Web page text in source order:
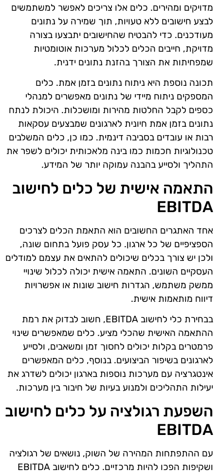
מדויקים ומהירים. כלים אלו צריכים לאפשר למשתמשים
לבצע חישובים ללא טעויות, תוך שמירה על נתונים
מעודכנים. כדי להבטיח שהחישובים יתבצעו בצורה
מדויקת, חייבים הכלים לכלול מערכות אוטומטיות
שמפחיתות את הצורך בהזנת נתונים ידנית.
תכונה נוספת היא ניתוח נתונים בזמן אמת. כלים
המספקים ניתוח מיידי של נתונים מאפשרים למנהלי
כספים לקבל החלטות מהירות ומושכלות. היכולת לנתח
נתונים בזמן אמת חיונית לארגונים שמבצעים עסקאות
רבות או עובדים בסביבה דינמית. כמו כן, כלים המשלבים
טכנולוגיות חכמות כמו בינה מלאכותית יכולים לשפר את
התהליך ולסייע בהבנה עמוקה יותר של המידע.
התאמה אישית של כלים לחישוב
EBITDA
אחד האתגרים החשובים הוא התאמת הכלים לצרכים
הספציפיים של כל ארגון. כל עסק פועל בתחום שונה,
ולכן יש צורך בכלים שיכולים להתאים את עצמם למודלים
העסקיים השונים. התאמה אישית יכולה לכלול שינויי
ממשק משתמש, הגדרות חישוב שונות או אפשרויות
דיווח מותאמות אישית.
בבחירת כלי לחישוב EBITDA, חשוב לבדוק את רמת
ההתאמה האישית שהכלי מציע. כלים שמאפשרים שינוי
פרמטרים בקלות יכולים לחסוך זמן ומשאבים, ולסייע
לארגונים בשיפור הביצועים. בנוסף, כלים המאפשרים
אינטגרציה עם מערכות נוספות בארגון יכולים לשדרג את
יעילות התהליכים ולמנוע בעיות של חיבור בין מערכות.
השפעת רגולציה על כלים לחישוב
EBITDA
עם ההתפתחות המהירה של השוק, נושאים של רגולציה
ושקיפות הפכו להיות מרכזיים. כלים לחישוב EBITDA